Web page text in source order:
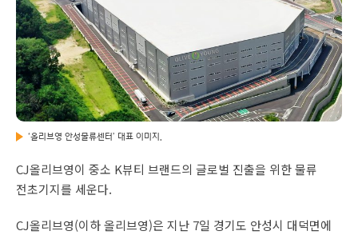
‘올리브영 안성물류센터’ 대표 이미지.
CJ올리브영이 중소 K뷰티 브랜드의 글로벌 진출을 위한 물류
전초기지를 세운다.
CJ올리브영(이하 올리브영)은 지난 7일 경기도 안성시 대덕면에